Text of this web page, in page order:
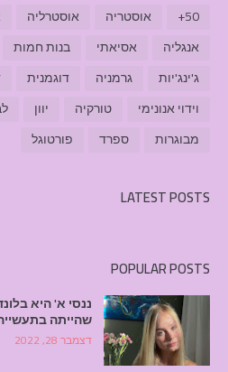
50+ אוסטריה אוסטרליה
אנגליה
אסיאתי בנות חמות
ג'ינג'יות
גרמניה דוגמנית
וידוי אנונימי
טורקיה יוון
מבוגרות
ספרד פורטוגל
LATEST POSTS
POPULAR POSTS
ננסי א' היא
שהייתה
דצמבר 28, 2022